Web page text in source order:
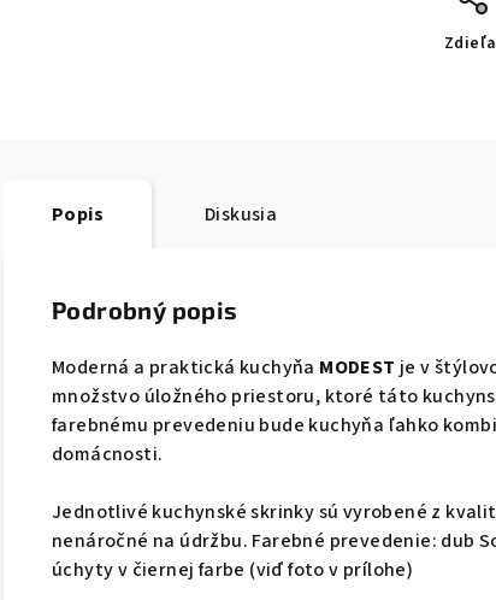
Popis Diskusia
Podrobný popis
Moderná a praktická kuchyňa MODEST je v
množstvo úložného priestoru, ktoré táto
farebnému prevedeniu bude kuchyňa ľahko
domácnosti.
Jednotlivé kuchynské skrinky sú vyrobené z
nenáročné na údržbu. Farebné prevedenie: dub
úchyty v čiernej farbe (viď foto v prílohe)